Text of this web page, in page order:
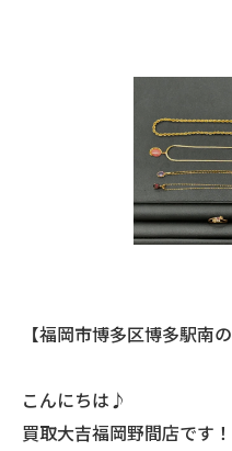
【福岡市博多区博多駅南
こんにちは♪
買取大吉福岡野間店です！